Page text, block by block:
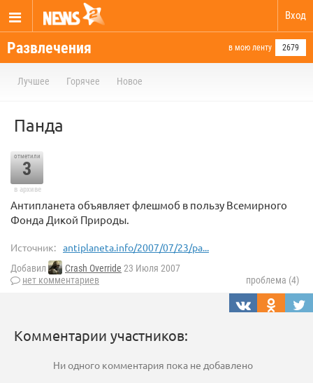
Вход
Развлечения в мою ленту 2679
Лучшее Горячее Новое
Панда
отметили
3
в архиве
Антипланета объявляет флешмоб в пользу Всемирного
Фонда Дикой Природы.
Источник: antiplaneta.info/2007/07/23/pa...
Добавил Crash Override 23 Июля 2007
нет комментариев
проблема (4)
Комментарии участников:
Ни одного комментария пока не добавлено